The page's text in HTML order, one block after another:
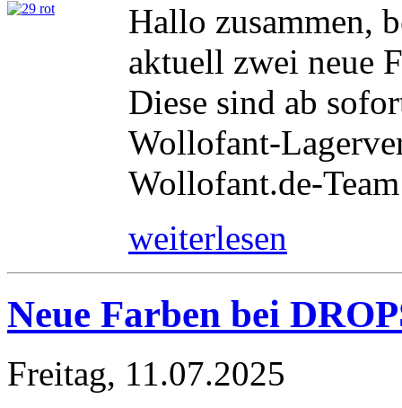
Hallo zusammen,
aktuell zwei neue
Diese sind ab
Wollofant-
Wollofant.de-Team
weiterlesen
Neue Farben bei
Freitag, 11.07.2025